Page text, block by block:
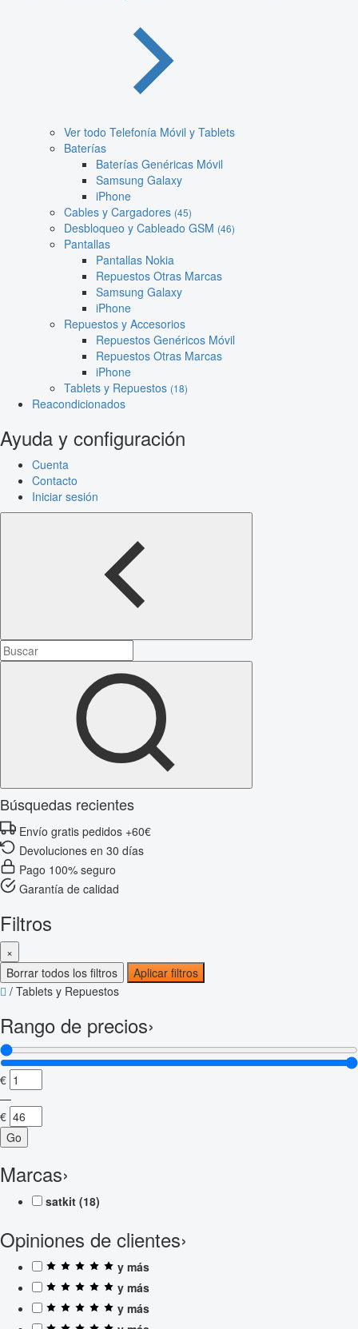
Ver todo Telefonía Móvil y Tablets
Baterías
Baterías Genéricas Móvil
Samsung Galaxy
iPhone
Cables y Cargadores (45)
Desbloqueo y Cableado GSM (46)
Pantallas
Pantallas Nokia
Repuestos Otras Marcas
Samsung Galaxy
iPhone
Repuestos y Accesorios
Repuestos Genéricos Móvil
Repuestos Otras Marcas
iPhone
Tablets y Repuestos (18)
Reacondicionados
Ayuda y configuración
Cuenta
Contacto
Iniciar sesión
Búsquedas recientes
Envío gratis pedidos +60€
Devoluciones en 30 días
Pago 100% seguro
Garantía de calidad
Filtros
×
Borrar todos los filtros
Aplicar filtros
/ Tablets y Repuestos
Rango de precios›
€
—
€
Go
Marcas›
satkit (18)
Opiniones de clientes›
y más
y más
y más